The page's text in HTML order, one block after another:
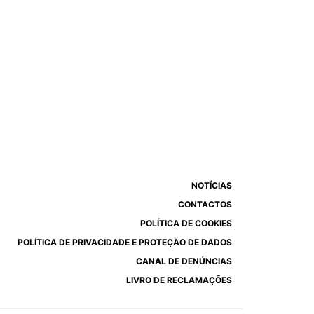
NOTÍCIAS
CONTACTOS
POLÍTICA DE COOKIES
POLÍTICA DE PRIVACIDADE E PROTEÇÃO DE DADOS
CANAL DE DENÚNCIAS
LIVRO DE RECLAMAÇÕES